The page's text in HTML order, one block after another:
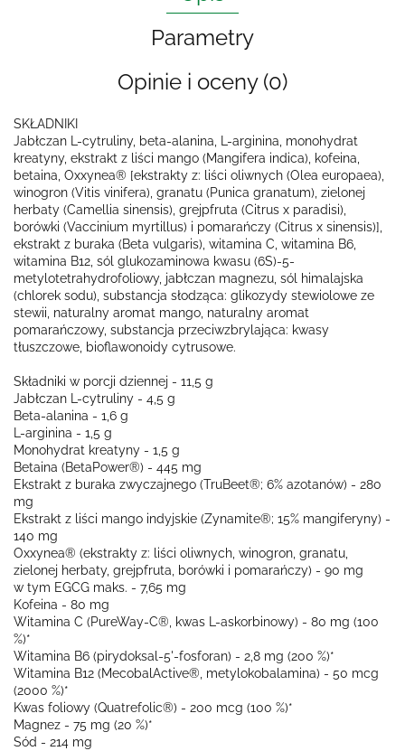
Parametry
Opinie i oceny (0)
SKŁADNIKI
Jabłczan L-cytruliny, beta-alanina, L-arginina, monohydrat
kreatyny, ekstrakt z liści mango (Mangifera indica), kofeina,
betaina, Oxxynea® [ekstrakty z: liści oliwnych (Olea europaea),
winogron (Vitis vinifera), granatu (Punica granatum), zielonej
herbaty (Camellia sinensis), grejpfruta (Citrus x paradisi),
borówki (Vaccinium myrtillus) i pomarańczy (Citrus x sinensis)],
ekstrakt z buraka (Beta vulgaris), witamina C, witamina B6,
witamina B12, sól glukozaminowa kwasu (6S)-5-
metylotetrahydrofoliowy, jabłczan magnezu, sól himalajska
(chlorek sodu), substancja słodząca: glikozydy stewiolowe ze
stewii, naturalny aromat mango, naturalny aromat
pomarańczowy, substancja przeciwzbrylająca: kwasy
tłuszczowe, bioflawonoidy cytrusowe.
Składniki w porcji dziennej - 11,5 g
Jabłczan L-cytruliny - 4,5 g
Beta-alanina - 1,6 g
L-arginina - 1,5 g
Monohydrat kreatyny - 1,5 g
Betaina (BetaPower®) - 445 mg
Ekstrakt z buraka zwyczajnego (TruBeet®; 6% azotanów) - 280
mg
Ekstrakt z liści mango indyjskie (Zynamite®; 15% mangiferyny) -
140 mg
Oxxynea® (ekstrakty z: liści oliwnych, winogron, granatu,
zielonej herbaty, grejpfruta, borówki i pomarańczy) - 90 mg
w tym EGCG maks. - 7,65 mg
Kofeina - 80 mg
Witamina C (PureWay-C®, kwas L-askorbinowy) - 80 mg (100
%)*
Witamina B6 (pirydoksal-5'-fosforan) - 2,8 mg (200 %)*
Witamina B12 (MecobalActive®, metylokobalamina) - 50 mcg
(2000 %)*
Kwas foliowy (Quatrefolic®) - 200 mcg (100 %)*
Magnez - 75 mg (20 %)*
Sód - 214 mg